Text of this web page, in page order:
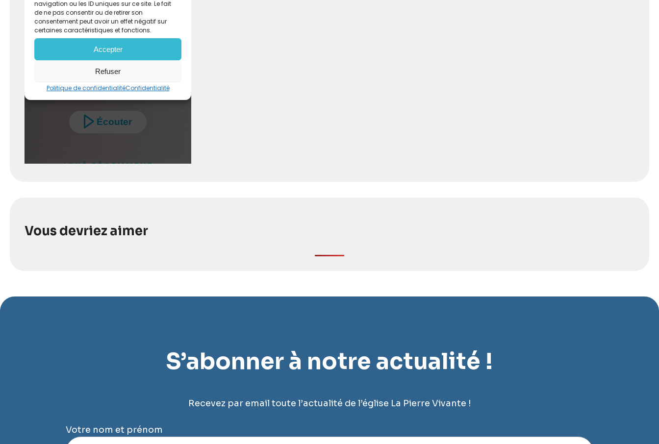
Vous devriez aimer
S’abonner à notre actualité !
Recevez par email toute l’actualité de l’église La Pierre Vivante !
Votre nom et prénom